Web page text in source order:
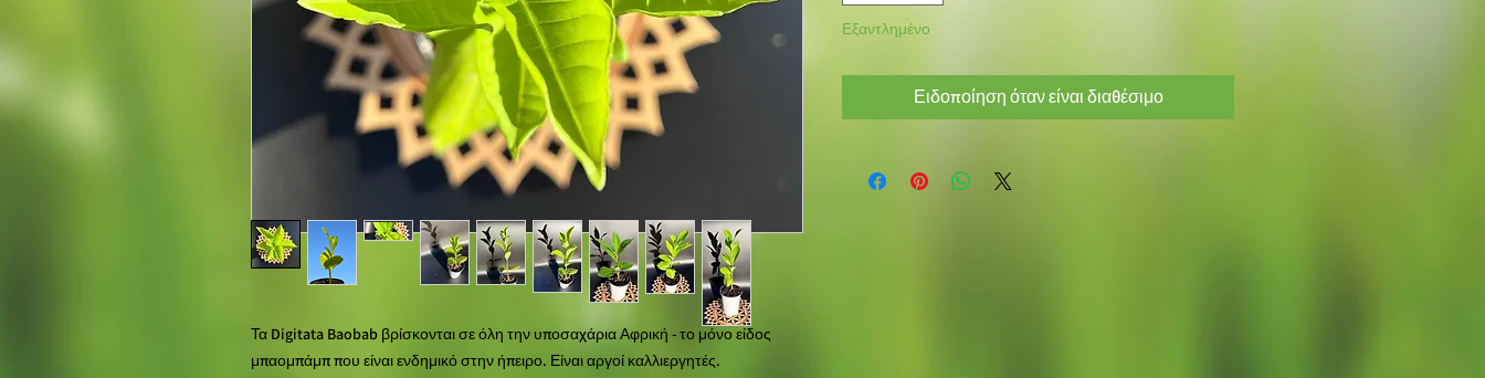
Τα Digitata Baobab βρίσκονται σε όλη την υποσαχάρια Αφρική - το μόνο είδος
μπαομπάμπ που είναι ενδημικό στην ήπειρο. Είναι αργοί καλλιεργητές.
Εξαντλημένο
Ειδοποίηση όταν είναι διαθέσιμο